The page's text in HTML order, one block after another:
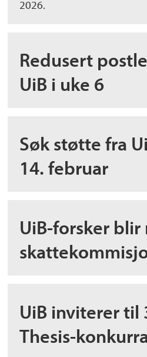
2026.
Redusert
UiB i uke 6
Søk støtte fra
14. februar
UiB-forsker blir
UiB inviterer til
Thesis-